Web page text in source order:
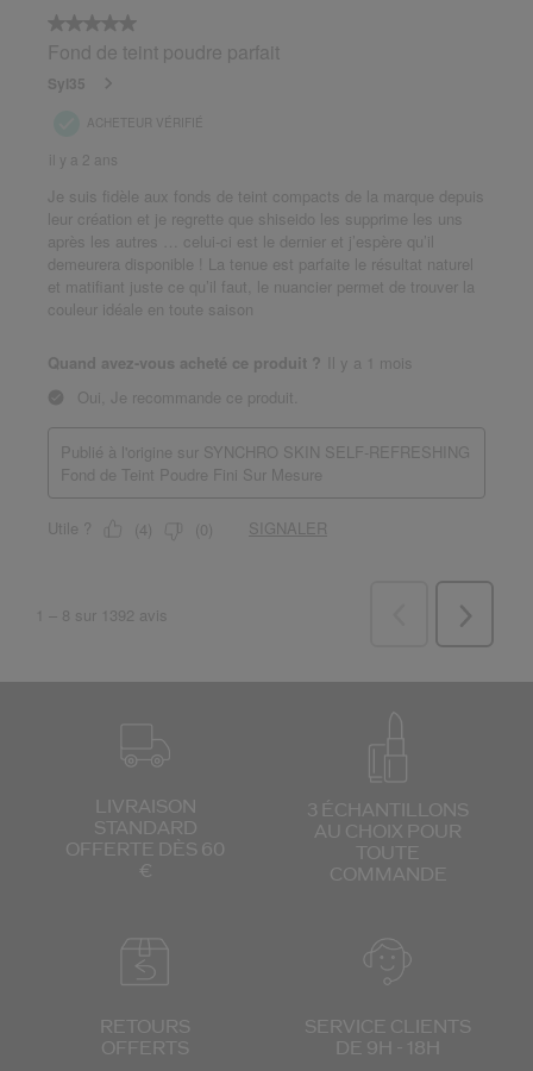
LIVRAISON
STANDARD
OFFERTE DÈS 60
€
3 ÉCHANTILLONS
AU CHOIX POUR
TOUTE
COMMANDE
RETOURS
OFFERTS
SERVICE CLIENTS
DE 9H - 18H